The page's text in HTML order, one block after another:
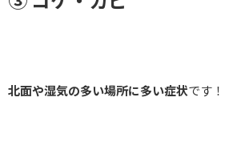
北面や湿気の多い場所に多い症状です！